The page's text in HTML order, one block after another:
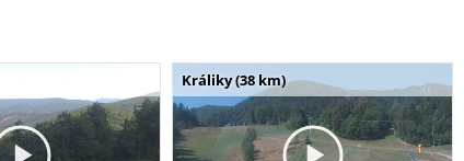
Králiky (38 km)